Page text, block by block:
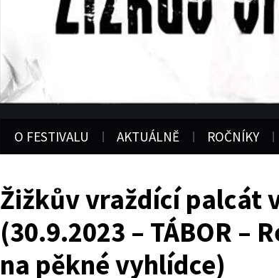
O FESTIVALU AKTUÁLNĚ ROČNÍKY
Žižkův vraždící palcát
(30.9.2023 – TÁBOR –
na pěkné vyhlídce)